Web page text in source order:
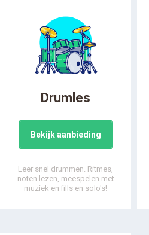
Drumles
Bekijk aanbieding
Leer snel drummen. Ritmes,
noten lezen, meespelen met
muziek en fills en solo's!